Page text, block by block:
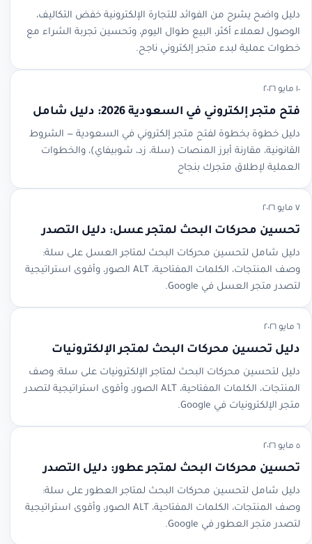
دليل واضح يشرح من الفوائد للتجارة الإلكترونية خفض التكاليف،
الوصول لعملاء أكثر، البيع طوال اليوم، وتحسين تجربة الشراء مع
خطوات عملية لبدء متجر إلكتروني ناجح.
١٠ مايو ٢٠٢٦
فتح متجر إلكتروني في السعودية 2026: دليل شامل
دليل خطوة بخطوة لفتح متجر إلكتروني في السعودية — الشروط
القانونية، مقارنة أبرز المنصات (سلة، زد، شوبيفاي)، والخطوات
العملية لإطلاق متجرك بنجاح
٧ مايو ٢٠٢٦
تحسين محركات البحث لمتجر عسل: دليل التصدر
دليل شامل لتحسين محركات البحث لمتاجر العسل على سلة:
وصف المنتجات، الكلمات المفتاحية، ALT الصور، وأقوى استراتيجية
لتصدر متجر العسل في Google.
٦ مايو ٢٠٢٦
دليل تحسين محركات البحث لمتجر الإلكترونيات
دليل لتحسين محركات البحث لمتاجر الإلكترونيات على سلة: وصف
المنتجات، الكلمات المفتاحية، ALT الصور، وأقوى استراتيجية لتصدر
متجر الإلكترونيات في Google.
٥ مايو ٢٠٢٦
تحسين محركات البحث لمتجر عطور: دليل التصدر
دليل شامل لتحسين محركات البحث لمتاجر العطور على سلة:
وصف المنتجات، الكلمات المفتاحية، ALT الصور، وأقوى استراتيجية
لتصدر متجر العطور في Google.